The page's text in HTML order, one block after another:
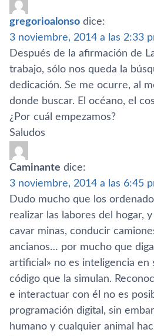
gregorioalonso dice:
3 noviembre, 2014 a las 2:33
Después de la afirmación de
trabajo, sólo nos queda la
dedicación. Se me ocurre, al
donde buscar. El océano, el
¿Por cuál empezamos?
Saludos
Caminante dice:
3 noviembre, 2014 a las 6:45
Dudo mucho que los
realizar las labores del hogar,
cavar minas, conducir
ancianos… por mucho que
artificial» no es inteligencia en
código que la simulan.
e interactuar con él no es
programación digital, sin
humano y cualquier animal